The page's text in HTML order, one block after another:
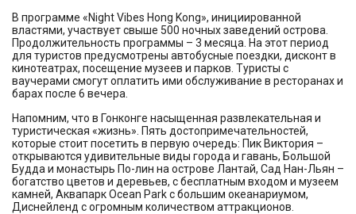
В программе «Night Vibes Hong Kong», инициированной
властями, участвует свыше 500 ночных заведений острова.
Продолжительность программы – 3 месяца. На этот период
для туристов предусмотрены автобусные поездки, дисконт в
кинотеатрах, посещение музеев и парков. Туристы с
ваучерами смогут оплатить ими обслуживание в ресторанах и
барах после 6 вечера.
Напомним, что в Гонконге насыщенная развлекательная и
туристическая «жизнь». Пять достопримечательностей,
которые стоит посетить в первую очередь: Пик Виктория –
открываются удивительные виды города и гавань, Большой
Будда и монастырь По-лин на острове Лантай, Сад Нан-Льян –
богатство цветов и деревьев, с бесплатным входом и музеем
камней, Аквапарк Ocean Park с большим океанариумом,
Диснейленд с огромным количеством аттракционов.